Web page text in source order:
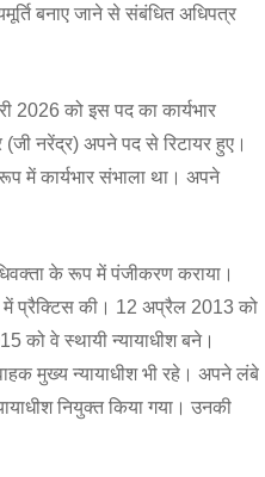
बनाए जाने से संबंधित अधिपत्र
2026 को इस पद का कार्यभार
(जी नरेंद्र) अपने पद से रिटायर हुए।
में कार्यभार संभाला था। अपने
के रूप में पंजीकरण कराया।
में प्रैक्टिस की। 12 अप्रैल 2013 को
को वे स्थायी न्यायाधीश बने।
मुख्य न्यायाधीश भी रहे। अपने लंबे
नियुक्त किया गया। उनकी